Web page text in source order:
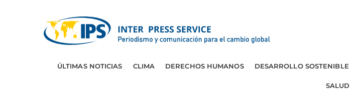
ÚLTIMAS NOTICIAS CLIMA DERECHOS HUMANOS DESARROLLO SOSTENIBLE
SALUD